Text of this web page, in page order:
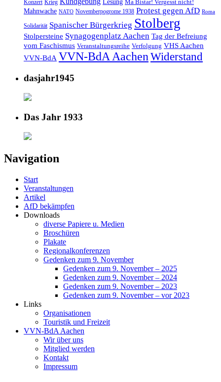
Konzert Krieg Ma Bistar! Vergesst nicht!
Mahnwache NATO Novemberpogrome 1938 Protest gegen AfD Roma
Solidarität Spanischer Bürgerkrieg Stolberg
Stolpersteine Synagogenplatz Aachen Tag der Befreiung
vom Faschismus Veranstaltungsreihe Verfolgung VHS Aachen
VVN-BdA VVN-BdA AachenWiderstand
dasjahr1945
Das Jahr 1933
Navigation
Start
Veranstaltungen
Artikel
AfD bekämpfen
Downloads
diverse Papiere u. Medien
Broschüren
Plakate
Regionalkonferenzen
Gedenken zum 9. November
Gedenken zum 9. November – 2025
Gedenken zum 9. November – 2024
Gedenken zum 9. November – 2023
Gedenken zum 9. November – vor 2023
Links
Organisationen
Touristik und Freizeit
VVN-BdA Aachen
Wir über uns
Mitglied werden
Kontakt
Impressum